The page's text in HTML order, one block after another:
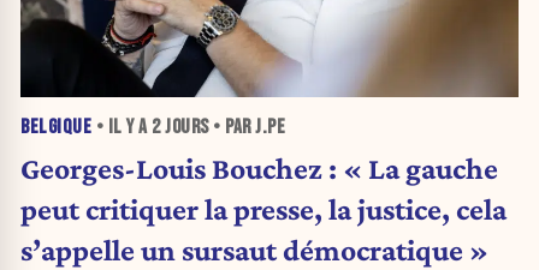
BELGIQUE • IL Y A 2 JOURS• PAR J.PE
Georges-Louis Bouchez : « La gauche
peut critiquer la presse, la justice, cela
s’appelle un sursaut démocratique »